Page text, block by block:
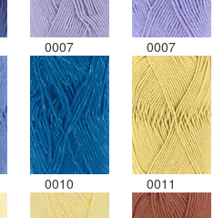
0007 0007
0010 0011